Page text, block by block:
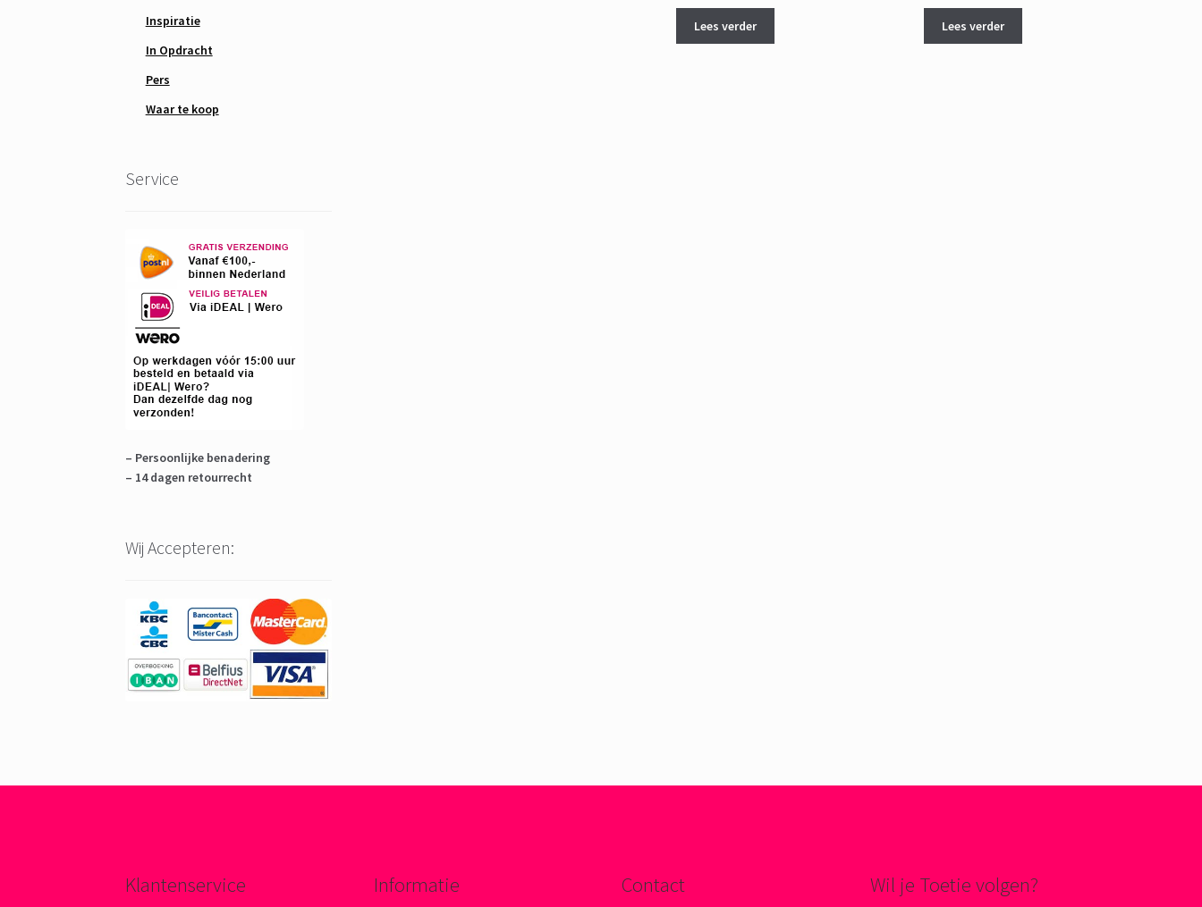
Lees verder Lees verder
Inspiratie
In Opdracht
Pers
Waar te koop
Service
– Persoonlijke benadering
– 14 dagen retourrecht
Wij Accepteren:
Klantenservice Informatie Contact Wil je Toetie volgen?